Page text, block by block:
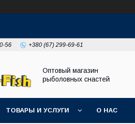
56 +380 (67) 299-69-61
Оптовый магазин
рыболовных снастей
ТОВАРЫ И УСЛУГИ О НАС